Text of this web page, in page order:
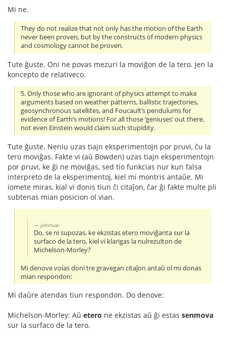
Mi ne.
They do not realize that not only has the motion of the Earth
never been proven, but by the constructs of modern physics
and cosmology cannot be proven.
Tute ĝuste. Oni ne povas mezuri la moviĝon de la tero. Jen la
koncepto de relativeco.
5. Only those who are ignorant of physics attempt to make
arguments based on weather patterns, ballistic trajectories,
geosynchronous satellites, and Foucault’s pendulums for
evidence of Earth’s motions! For all those ‘geniuses’ out there,
not even Einstein would claim such stupidity.
Tute ĝuste. Neniu uzas tiajn eksperimentojn por pruvi, ĉu la
tero moviĝas. Fakte vi (aŭ Bowden) uzas tiajn eksperimentojn
por pruvi, ke ĝi ne moviĝas, sed tio funkcias nur kun falsa
interpreto de la eksperimentoj, kiel mi montris antaŭe. Mi
iomete miras, kial vi donis tiun ĉi citaĵon, ĉar ĝi fakte multe pli
subtenas mian posicion ol vian.
johmue:
Do, se ni supozas, ke ekzistas etero moviĝanta sur la
surfaco de la tero, kiel vi klarigas la nulrezulton de
Michelson-Morley?
Mi denove volas doni tre gravegan citaĵon antaŭ ol mi donas
mian respondon:
Mi daŭre atendas tiun respondon. Do denove:
Michelson-Morley: Aŭ etero ne ekzistas aŭ ĝi estas senmova
sur la surfaco de la tero.